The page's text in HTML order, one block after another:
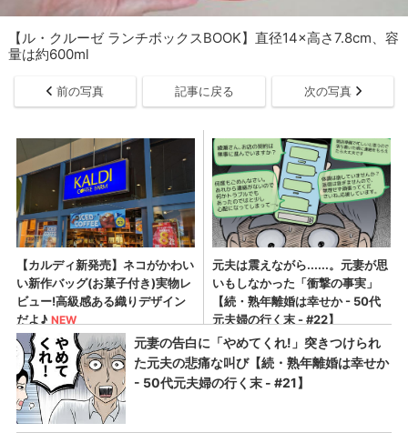
【ル・クルーゼ ランチボックスBOOK】直径14×高さ7.8cm、容
量は約600ml
前の写真 記事に戻る 次の写真